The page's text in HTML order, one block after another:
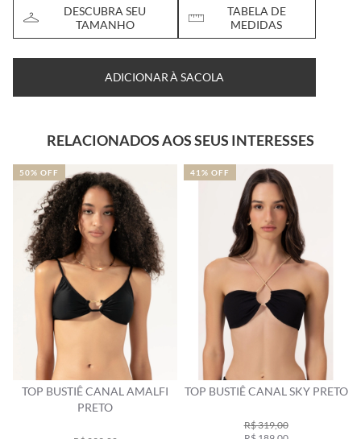
DESCUBRA SEU
TAMANHO
TABELA DE
MEDIDAS
ADICIONAR À SACOLA
RELACIONADOS AOS SEUS INTERESSES
TOP BUSTIÊ CANAL AMALFI
PRETO
50% OFF
TOP BUSTIÊ CANAL SKY PRETO
R$ 319,00
41% OFF